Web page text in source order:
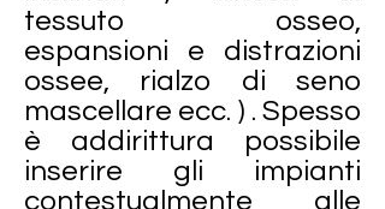
tessuto osseo,
espansioni e distrazioni
ossee, rialzo di seno
mascellare ecc. ) . Spesso
è addirittura possibile
inserire gli impianti
contestualmente alle